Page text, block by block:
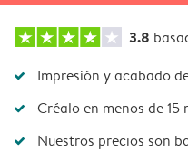
3.8
Impresión y acabado
Créalo en menos de 15
Nuestros precios son